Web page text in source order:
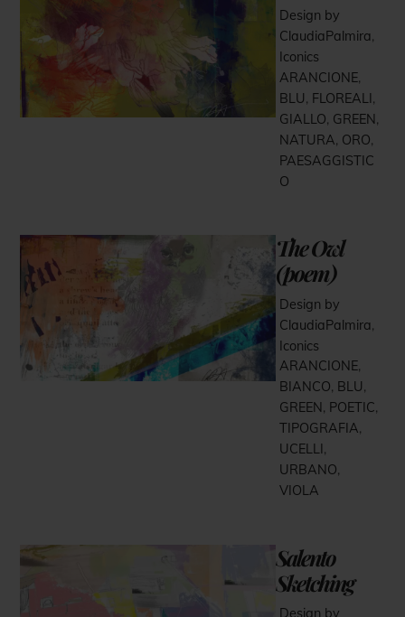
Design by
ClaudiaPalmira,
Iconics
ARANCIONE,
BLU, FLOREALI,
GIALLO, GREEN,
NATURA, ORO,
PAESAGGISTIC
O
The Owl
(poem)
Design by
ClaudiaPalmira,
Iconics
ARANCIONE,
BIANCO, BLU,
GREEN , POETIC,
TIPOGRAFIA,
UCELLI ,
URBANO,
VIOLA
Salento
Sketching
Design by